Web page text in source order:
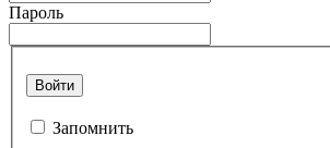
Пароль
Войти
Запомнить